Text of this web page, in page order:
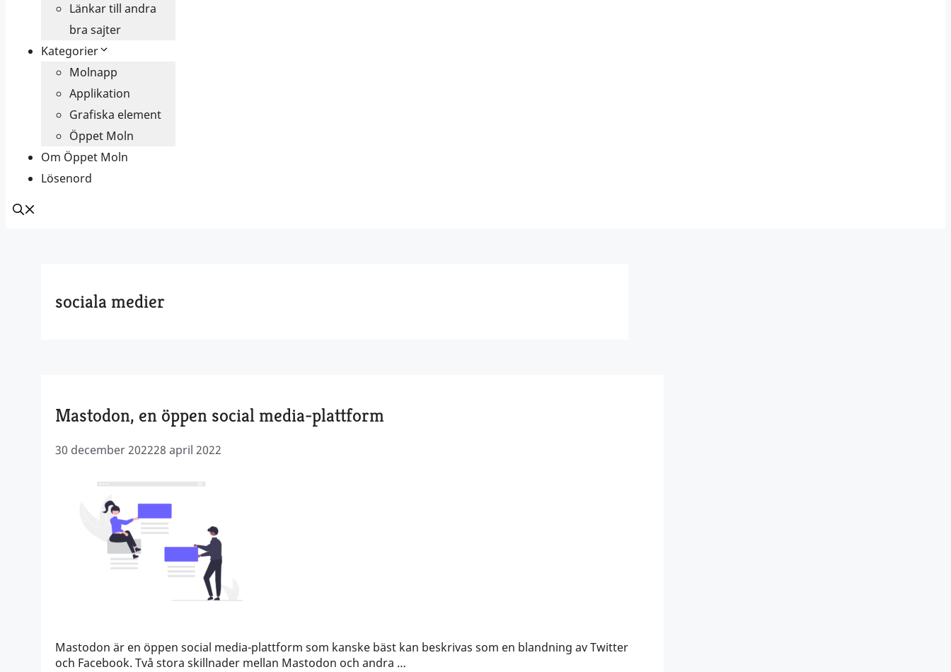
Länkar till andra
bra sajter
Kategorier
Molnapp
Applikation
Grafiska element
Öppet Moln
Om Öppet Moln
Lösenord
sociala medier
Mastodon, en öppen social media-plattform
30 december 202228 april 2022
Mastodon är en öppen social media-plattform som kanske bäst kan beskrivas som en blandning av Twitter
och Facebook. Två stora skillnader mellan Mastodon och andra …